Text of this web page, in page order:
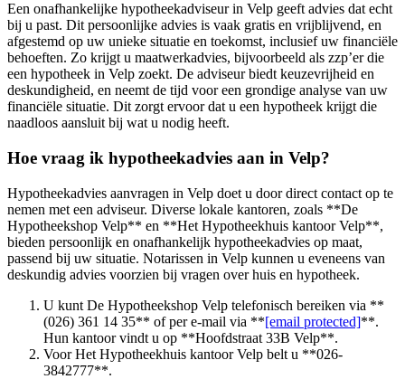
Een onafhankelijke hypotheekadviseur in Velp geeft advies dat echt
bij u past. Dit persoonlijke advies is vaak gratis en vrijblijvend, en
afgestemd op uw unieke situatie en toekomst, inclusief uw financiële
behoeften. Zo krijgt u maatwerkadvies, bijvoorbeeld als zzp’er die
een hypotheek in Velp zoekt. De adviseur biedt keuzevrijheid en
deskundigheid, en neemt de tijd voor een grondige analyse van uw
financiële situatie. Dit zorgt ervoor dat u een hypotheek krijgt die
naadloos aansluit bij wat u nodig heeft.
Hoe vraag ik hypotheekadvies aan in Velp?
Hypotheekadvies aanvragen in Velp doet u door direct contact op te
nemen met een adviseur. Diverse lokale kantoren, zoals **De
Hypotheekshop Velp** en **Het Hypotheekhuis kantoor Velp**,
bieden persoonlijk en onafhankelijk hypotheekadvies op maat,
passend bij uw situatie. Notarissen in Velp kunnen u eveneens van
deskundig advies voorzien bij vragen over huis en hypotheek.
U kunt De Hypotheekshop Velp telefonisch bereiken via **
(026) 361 14 35** of per e-mail via **[email protected]**.
Hun kantoor vindt u op **Hoofdstraat 33B Velp**.
Voor Het Hypotheekhuis kantoor Velp belt u **026-
3842777**.